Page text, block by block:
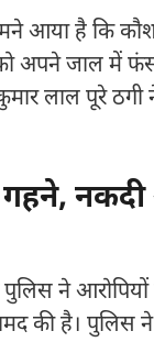
आया है कि
अपने जाल में
लाल पूरे ठगी
पुलिस ने
की है।